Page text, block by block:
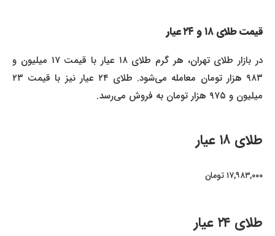
قیمت طلای ۱۸ و ۲۴ عیار
در بازار طلای تهران، هر گرم طلای ۱۸ عیار با قیمت ۱۷ میلیون و
۹۸۳ هزار تومان معامله می‌شود. طلای ۲۴ عیار نیز با قیمت ۲۳
میلیون و ۹۷۵ هزار تومان به فروش می‌رسد.
طلای ۱۸ عیار
۱۷,۹۸۳,۰۰۰ تومان
طلای ۲۴ عیار